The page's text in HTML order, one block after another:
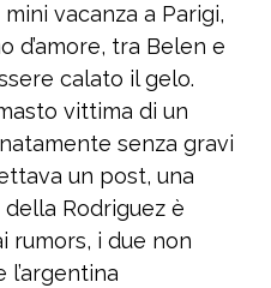
vacanza a Parigi,
d’amore, tra Belen e
calato il gelo.
vittima di un
senza gravi
un post, una
Rodriguez è
rumors, i due non